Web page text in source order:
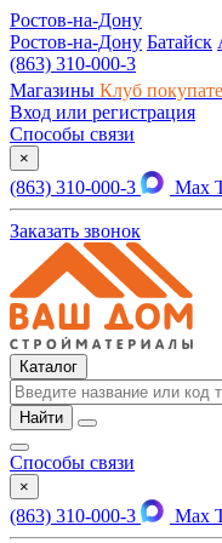
Ростов-на-Дону
Ростов-на-Дону Батайск
(863) 310-000-3
Магазины Клуб
Вход или регистрация
Способы связи
×
(863) 310-000-3 Max
Заказать звонок
Каталог
Найти
Способы связи
×
(863) 310-000-3 Max